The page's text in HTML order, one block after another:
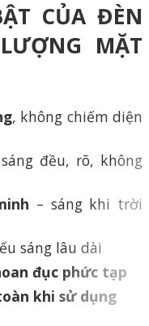
CỦA ĐÈN
MẶT
, không chiếm diện
đều, rõ, không
– sáng khi trời
sáng lâu dài
đục phức tạp
khi sử dụng